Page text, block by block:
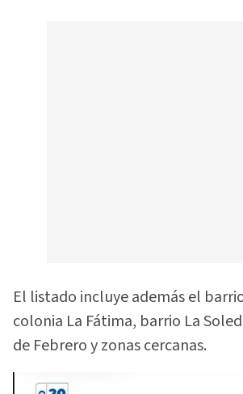
El listado incluye además el
colonia La Fátima, barrio La
de Febrero y zonas cercanas.